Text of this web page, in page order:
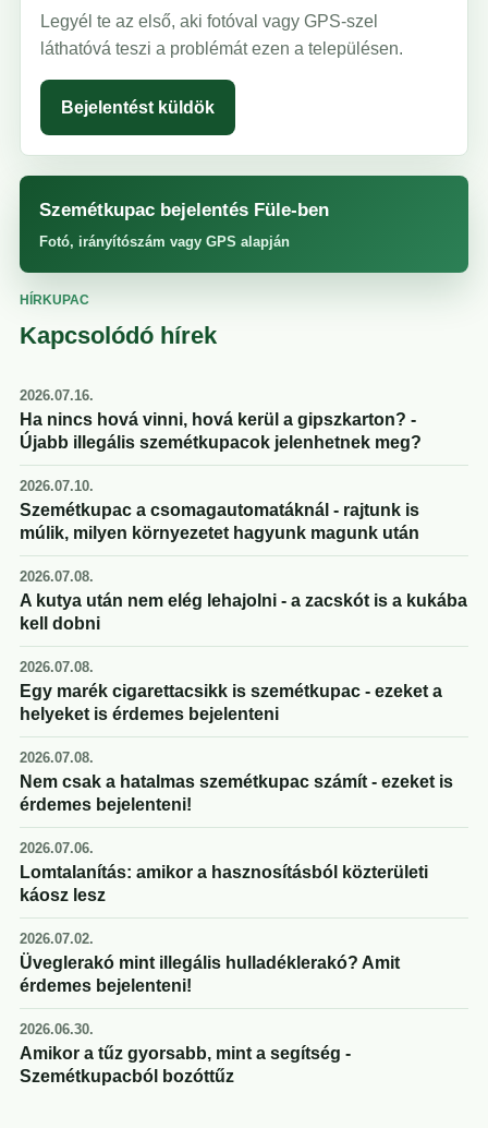
Legyél te az első, aki fotóval vagy GPS-szel
láthatóvá teszi a problémát ezen a településen.
Bejelentést küldök
Szemétkupac bejelentés Füle-ben
Fotó, irányítószám vagy GPS alapján
HÍRKUPAC
Kapcsolódó hírek
2026.07.16.
Ha nincs hová vinni, hová kerül a gipszkarton? -
Újabb illegális szemétkupacok jelenhetnek meg?
2026.07.10.
Szemétkupac a csomagautomatáknál - rajtunk is
múlik, milyen környezetet hagyunk magunk után
2026.07.08.
A kutya után nem elég lehajolni - a zacskót is a kukába
kell dobni
2026.07.08.
Egy marék cigarettacsikk is szemétkupac - ezeket a
helyeket is érdemes bejelenteni
2026.07.08.
Nem csak a hatalmas szemétkupac számít - ezeket is
érdemes bejelenteni!
2026.07.06.
Lomtalanítás: amikor a hasznosításból közterületi
káosz lesz
2026.07.02.
Üveglerakó mint illegális hulladéklerakó? Amit
érdemes bejelenteni!
2026.06.30.
Amikor a tűz gyorsabb, mint a segítség -
Szemétkupacból bozóttűz